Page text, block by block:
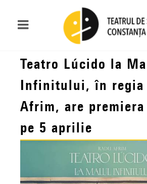
Teatro Lúcido la
Infinitului, în regia
Afrim, are
pe 5 aprilie